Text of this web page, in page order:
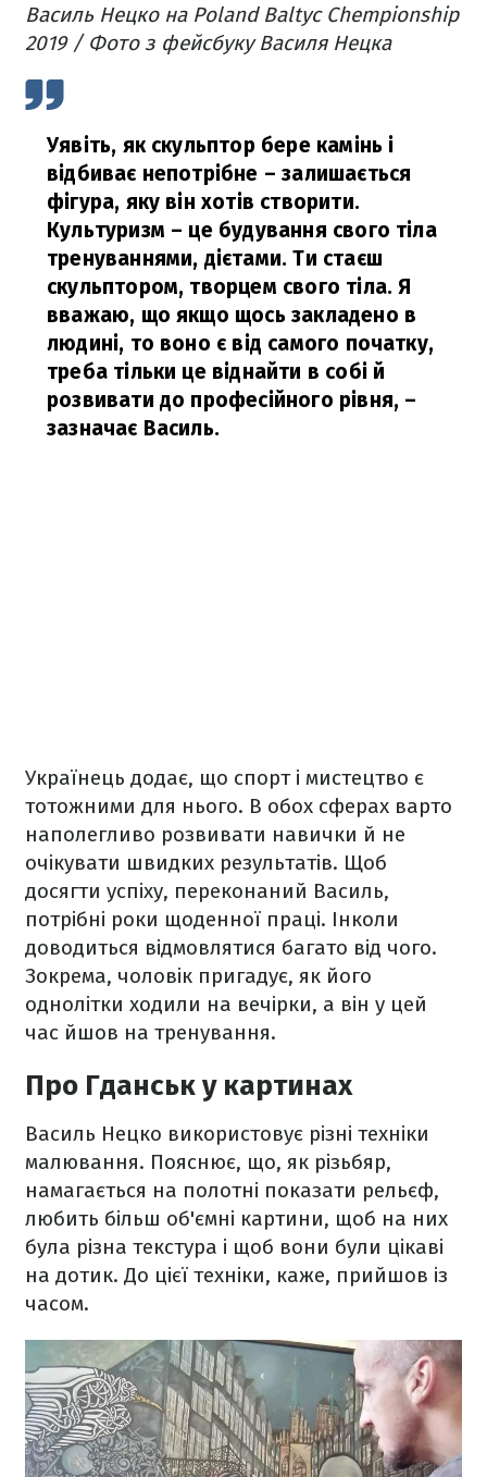
Василь Нецко на Poland Baltyc Chempionship
2019 / Фото з фейсбуку Василя Нецка
Уявіть, як скульптор бере камінь і
відбиває непотрібне – залишається
фігура, яку він хотів створити.
Культуризм – це будування свого тіла
тренуваннями, дієтами. Ти стаєш
скульптором, творцем свого тіла. Я
вважаю, що якщо щось закладено в
людині, то воно є від самого початку,
треба тільки це віднайти в собі й
розвивати до професійного рівня, –
зазначає Василь.
Українець додає, що спорт і мистецтво є
тотожними для нього. В обох сферах варто
наполегливо розвивати навички й не
очікувати швидких результатів. Щоб
досягти успіху, переконаний Василь,
потрібні роки щоденної праці. Інколи
доводиться відмовлятися багато від чого.
Зокрема, чоловік пригадує, як його
однолітки ходили на вечірки, а він у цей
час йшов на тренування.
Про Гданськ у картинах
Василь Нецко використовує різні техніки
малювання. Пояснює, що, як різьбяр,
намагається на полотні показати рельєф,
любить більш об'ємні картини, щоб на них
була різна текстура і щоб вони були цікаві
на дотик. До цієї техніки, каже, прийшов із
часом.